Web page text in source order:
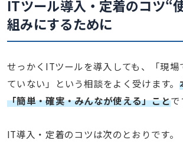
ITツール導入・定着のコツ“
組みにするために
せっかくITツールを導入しても、「現場
ていない」という相談をよく受けます。
「簡単・確実・みんなが使える」ことで
IT導入・定着のコツは次のとおりです。